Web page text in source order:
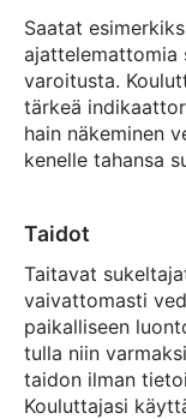
Saatat
ajattelemattomia
varoitusta.
tärkeä
hain näkeminen
kenelle tahansa
Taidot
Taitavat
vaivattomasti
paikalliseen
tulla niin
taidon ilman
Kouluttajasi